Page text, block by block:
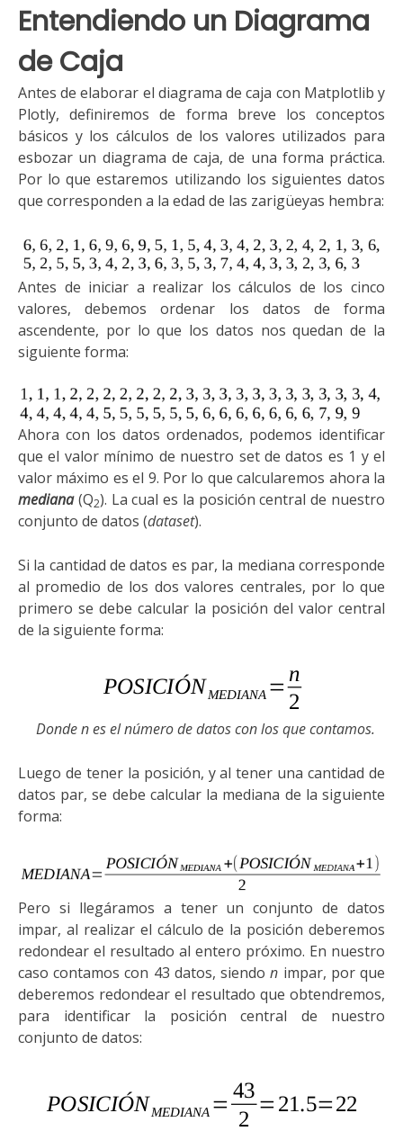
Entendiendo un Diagrama
de Caja
Antes de elaborar el diagramade caja con Matplotlib y
Plotly,definiremos de forma breve los conceptos
básicos y los cálculos de los valores utilizados para
esbozar un diagrama de caja,de una forma práctica.
Por lo que estaremos utilizando los siguientes datos
que corresponden a la edad de las zarigüeyas hembra:
Antes de iniciar a realizar los cálculos de los cinco
valores, debemos ordenar los datos de forma
ascendente, por lo que los datos nos quedan de la
siguiente forma:
Ahora con los datos ordenados, podemos identificar
que el valor mínimo de nuestro set de datos es 1 y el
valor máximo es el 9. Por lo que calcularemos ahora la
mediana(Q2). La cual es la posición central de nuestro
conjunto de datos (dataset).
Si la cantidad de datos es par, la mediana corresponde
al promedio de los dos valores centrales, por lo que
primero se debe calcular la posición del valor central
de la siguiente forma:
Donde n es el número de datos con los que contamos.
Luego de tener la posición, y al tener una cantidad de
datos par, se debe calcular la mediana de la siguiente
forma:
Pero si llegáramos a tener un conjunto de datos
impar, al realizar el cálculo de la posición deberemos
redondear el resultado al entero próximo. En nuestro
caso contamos con 43 datos, siendon impar, por que
deberemos redondear el resultado que obtendremos,
para identificar la posición central de nuestro
conjunto de datos: